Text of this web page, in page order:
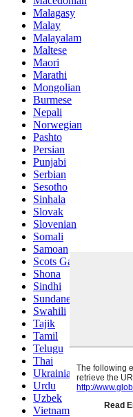
Malagasy
Malay
Malayalam
Maltese
Maori
Marathi
Mongolian
Burmese
Nepali
Norwegian
Pashto
Persian
Punjabi
Serbian
Sesotho
Sinhala
Slovak
Slovenian
Somali
Samoan
Scots Gaelic
Shona
Sindhi
Sundanese
Swahili
Tajik
Tamil
Telugu
Thai
Ukrainian
Urdu
Uzbek
Vietnamese